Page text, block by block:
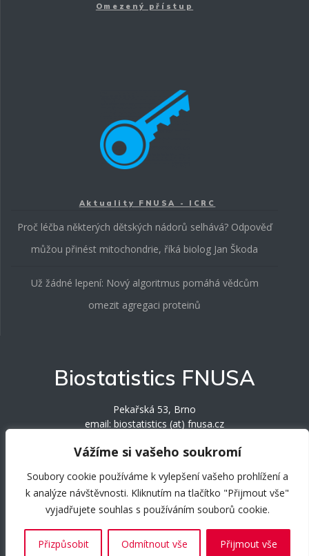
Vážíme si vašeho soukromí
Soubory cookie používáme k vylepšení vašeho prohlížení a
k analýze návštěvnosti. Kliknutím na tlačítko "Přijmout vše"
vyjadřujete souhlas s používáním souborů cookie.
Přizpůsobit Odmítnout vše Přijmout vše
Omezený přístup
Aktuality FNUSA - ICRC
Proč léčba některých dětských nádorů selhává? Odpověď
můžou přinést mitochondrie, říká biolog Jan Škoda
Už žádné lepení: Nový algoritmus pomáhá vědcům
omezit agregaci proteinů
Biostatistics FNUSA
Pekařská 53, Brno
email: biostatistics (at) fnusa.cz